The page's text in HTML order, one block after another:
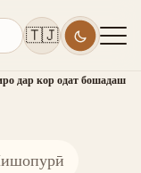
🇹🇯
дар кор одат бошадаш